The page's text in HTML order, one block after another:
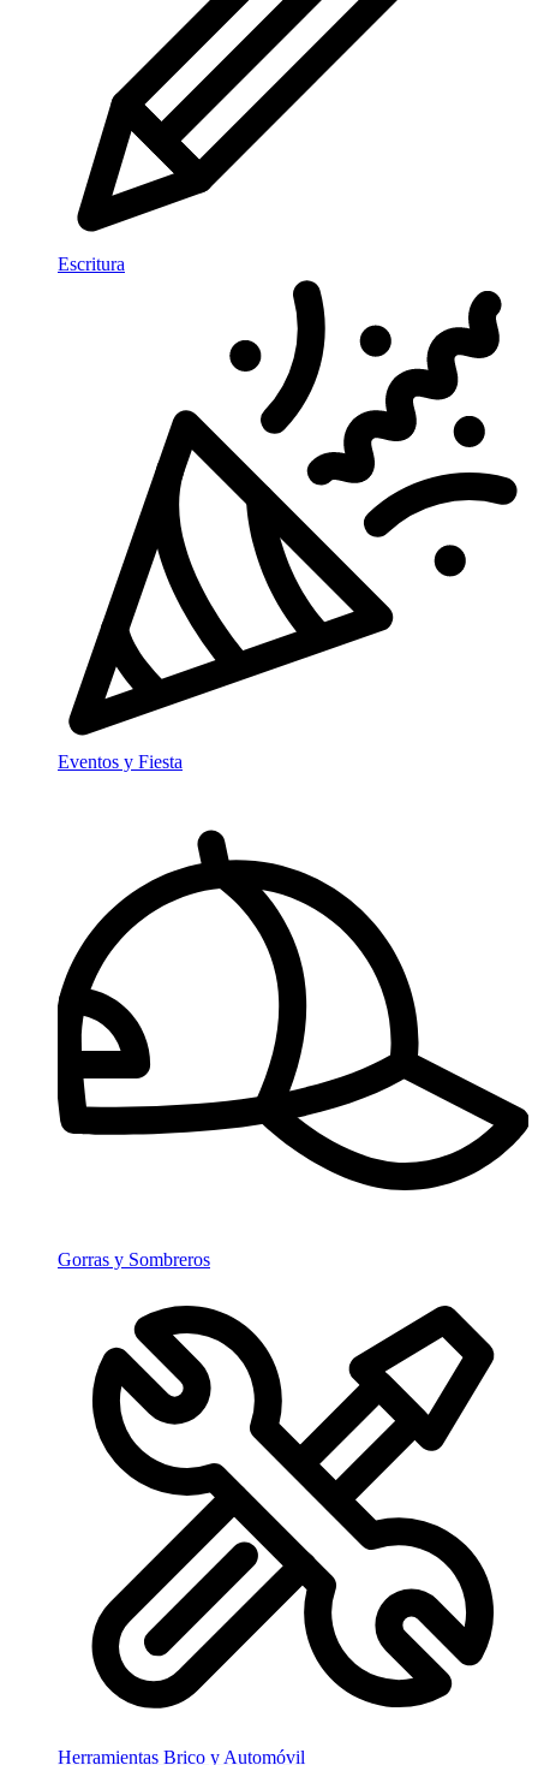
Escritura
Eventos y Fiesta
Gorras y Sombreros
Herramientas Brico y Automóvil